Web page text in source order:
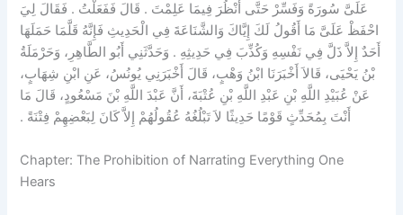
عَلَىَّ سُورَةً وَفَسِّرْ حَتَّى أَنْظُرَ فِيمَا عَلِمْتَ ‏.‏ قَالَ فَفَعَلْتُ ‏.‏ فَقَالَ لِيَ
احْفَظْ عَلَىَّ مَا أَقُولُ لَكَ إِيَّاكَ وَالشَّنَاعَةَ فِي الْحَدِيثِ فَإِنَّهُ قَلَّمَا حَمَلَهَا
أَحَدٌ إِلاَّ ذَلَّ فِي نَفْسِهِ وَكُذِّبَ فِي حَدِيثِهِ ‏.‏ وَحَدَّثَنِي أَبُو الطَّاهِرِ، وَحَرْمَلَةُ
بْنُ يَحْيَى، قَالاَ أَخْبَرَنَا ابْنُ وَهْبٍ، قَالَ أَخْبَرَنِي يُونُسُ، عَنِ ابْنِ شِهَابٍ،
عَنْ عُبَيْدِ اللَّهِ بْنِ عَبْدِ اللَّهِ بْنِ عُتْبَةَ، أَنَّ عَبْدَ اللَّهِ بْنَ مَسْعُودٍ، قَالَ مَا
أَنْتَ بِمُحَدِّثٍ قَوْمًا حَدِيثًا لاَ تَبْلُغُهُ عُقُولُهُمْ إِلاَّ كَانَ لِبَعْضِهِمْ فِتْنَةً ‏.‏
Chapter: The Prohibition of Narrating Everything One
Hears